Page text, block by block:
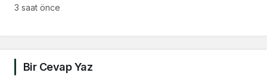
Komisyon Başkanı
havuzu söz konusu”
3 saat önce
Bir Cevap Yaz